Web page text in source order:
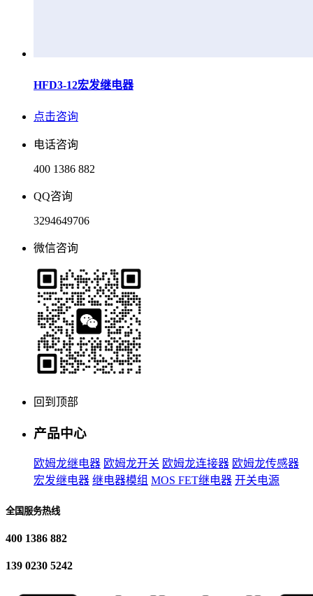
HFD3-12宏发继电器
点击咨询
电话咨询
400 1386 882
QQ咨询
3294649706
微信咨询
回到顶部
产品中心
欧姆龙继电器 欧姆龙开关 欧姆龙连接器 欧姆龙传感器
宏发继电器 继电器模组 MOS FET继电器 开关电源
全国服务热线
400 1386 882
139 0230 5242